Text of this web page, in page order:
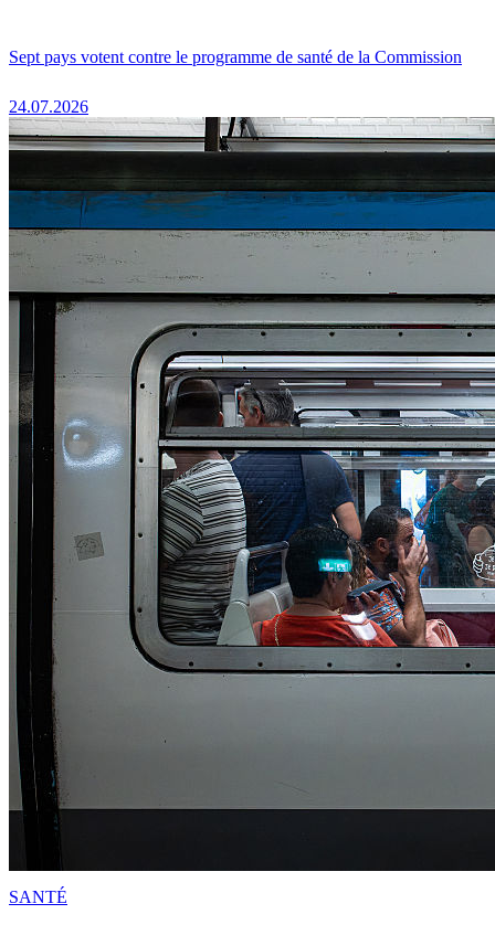
Sept pays votent contre le programme de santé de la Commission
24.07.2026
SANTÉ